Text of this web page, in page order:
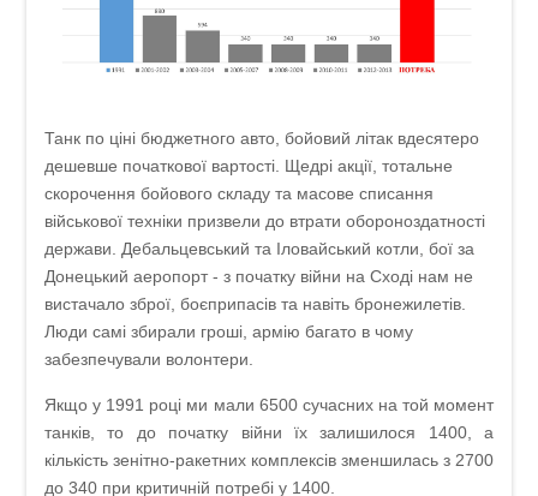
Танк по ціні бюджетного авто, бойовий літак вдесятеро
дешевше початкової вартості. Щедрі акції, тотальне
скорочення бойового складу та масове списання
військової техніки призвели до втрати обороноздатності
держави. Дебальцевський та Іловайський котли, бої за
Донецький аеропорт - з початку війни на Сході нам не
вистачало зброї, боєприпасів та навіть бронежилетів.
Люди самі збирали гроші, армію багато в чому
забезпечували волонтери.
Якщо у 1991 році ми мали 6500 сучасних на той момент
танків, то до початку війни їх залишилося 1400, а
кількість зенітно-ракетних комплексів зменшилась з 2700
до 340 при критичній потребі у 1400.